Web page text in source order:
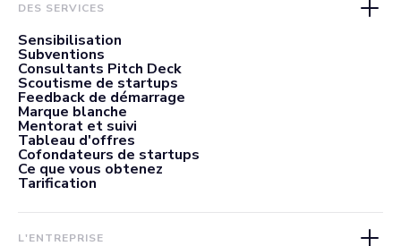
DES SERVICES
Sensibilisation
Subventions
Consultants Pitch Deck
Scoutisme de startups
Feedback de démarrage
Marque blanche
Mentorat et suivi
Tableau d'offres
Cofondateurs de startups
Ce que vous obtenez
Tarification
L'ENTREPRISE